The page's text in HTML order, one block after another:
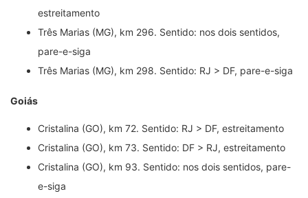
estreitamento
Três Marias (MG), km 296. Sentido: nos dois sentidos,
pare-e-siga
Três Marias (MG), km 298. Sentido: RJ > DF, pare-e-siga
Goiás
Cristalina (GO), km 72. Sentido: RJ > DF, estreitamento
Cristalina (GO), km 73. Sentido: DF > RJ, estreitamento
Cristalina (GO), km 93. Sentido: nos dois sentidos, pare-
e-siga